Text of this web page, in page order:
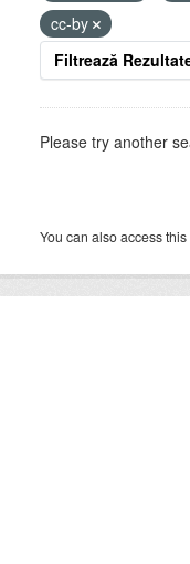
cc-by
Filtrează
Please try another
You can also access